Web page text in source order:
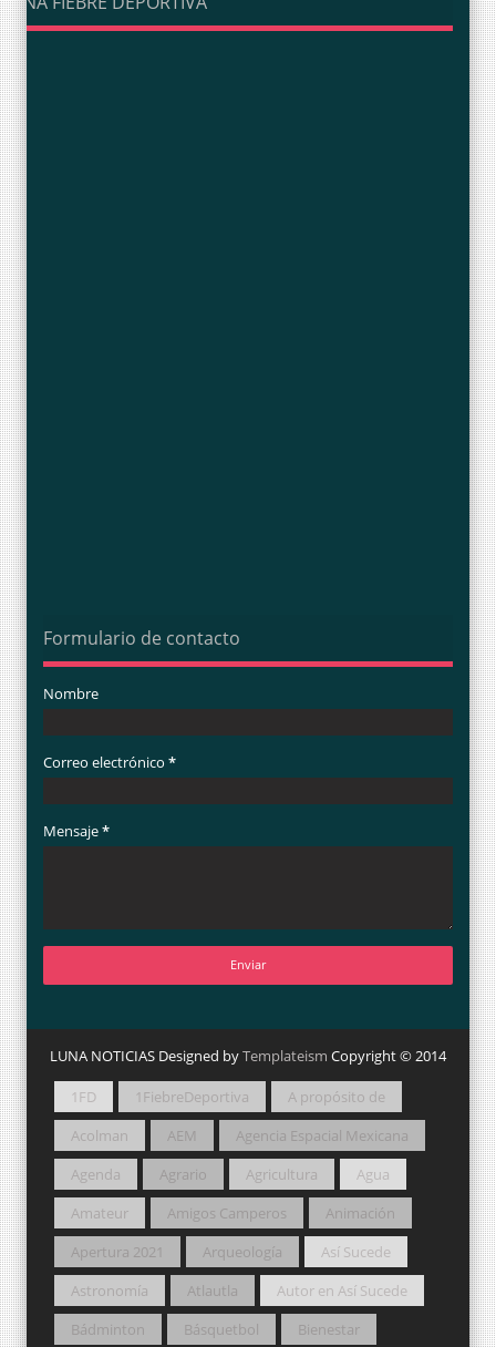
Formulario de contacto
Nombre
Correo electrónico *
Mensaje*
LUNA NOTICIAS Designed byTemplateism Copyright © 2014
1FD 1FiebreDeportiva
A propósito de
Acolman
AEM
Agencia Espacial Mexicana
Agenda
Agrario Agricultura
Agua
Amateur
Amigos Camperos
Animación
Apertura 2021
Arqueología
Así Sucede
Astronomía
Atlautla
Autor en Así Sucede
Bádminton
Básquetbol
Bienestar